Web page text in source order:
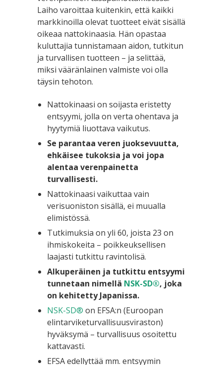
Laiho varoittaa kuitenkin, että kaikki
markkinoilla olevat tuotteet eivät sisällä
oikeaa nattokinaasia. Hän opastaa
kuluttajia tunnistamaan aidon, tutkitun
ja turvallisen tuotteen – ja selittää,
miksi vääränlainen valmiste voi olla
täysin tehoton.
Nattokinaasi on soijasta eristetty
entsyymi, jolla on verta ohentava ja
hyytymiä liuottava vaikutus.
Se parantaa veren juoksevuutta,
ehkäisee tukoksia ja voi jopa
alentaa verenpainetta
turvallisesti.
Nattokinaasi vaikuttaa vain
verisuoniston sisällä, ei muualla
elimistössä.
Tutkimuksia on yli 60, joista 23 on
ihmiskokeita – poikkeuksellisen
laajasti tutkittu ravintolisä.
Alkuperäinen ja tutkittu entsyymi
tunnetaan nimellä NSK-SD®, joka
on kehitetty Japanissa.
NSK-SD® on EFSA:n (Euroopan
elintarviketurvallisuusviraston)
hyväksymä – turvallisuus osoitettu
kattavasti.
EFSA edellyttää mm. entsyymin